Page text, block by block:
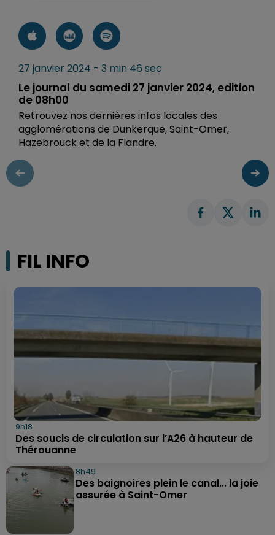
27 janvier 2024 - 3 min 46 sec
Le journal du samedi 27 janvier 2024, edition
de 08h00
Retrouvez nos dernières infos locales des
agglomérations de Dunkerque, Saint-Omer,
Hazebrouck et de la Flandre.
FIL INFO
9h18
Des soucis de circulation sur l’A26 à hauteur de
Thérouanne
8h49
Des baignoires plein le canal... la joie
assurée à Saint-Omer